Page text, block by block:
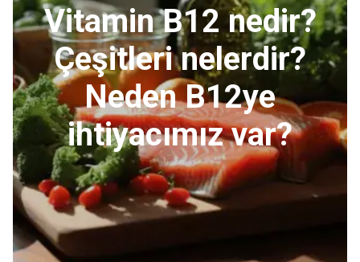
Vitamin B12 nedir?
Çeşitleri nelerdir?
Neden B12ye
ihtiyacımız var?